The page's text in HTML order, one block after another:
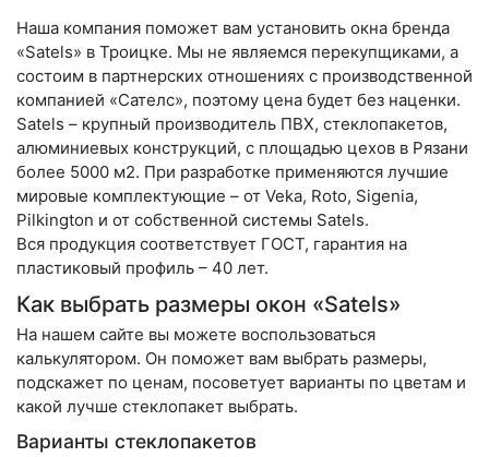
Наша компания поможет вам установить окна бренда
«Satels» в Троицке. Мы не являемся перекупщиками, а
состоим в партнерских отношениях с производственной
компанией «Сателс», поэтому цена будет без наценки.
Satels – крупный производитель ПВХ, стеклопакетов,
алюминиевых конструкций, с площадью цехов в Рязани
более 5000 м2. При разработке применяются лучшие
мировые комплектующие – от Veka, Roto, Sigenia,
Pilkington и от собственной системы Satels.
Вся продукция соответствует ГОСТ, гарантия на
пластиковый профиль – 40 лет.
Как выбрать размеры окон «Satels»
На нашем сайте вы можете воспользоваться
калькулятором. Он поможет вам выбрать размеры,
подскажет по ценам, посоветует варианты по цветам и
какой лучше стеклопакет выбрать.
Варианты стеклопакетов